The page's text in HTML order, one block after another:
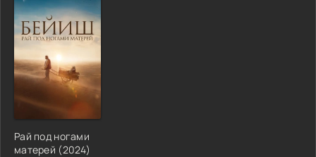
Рай под ногами
матерей (2024)